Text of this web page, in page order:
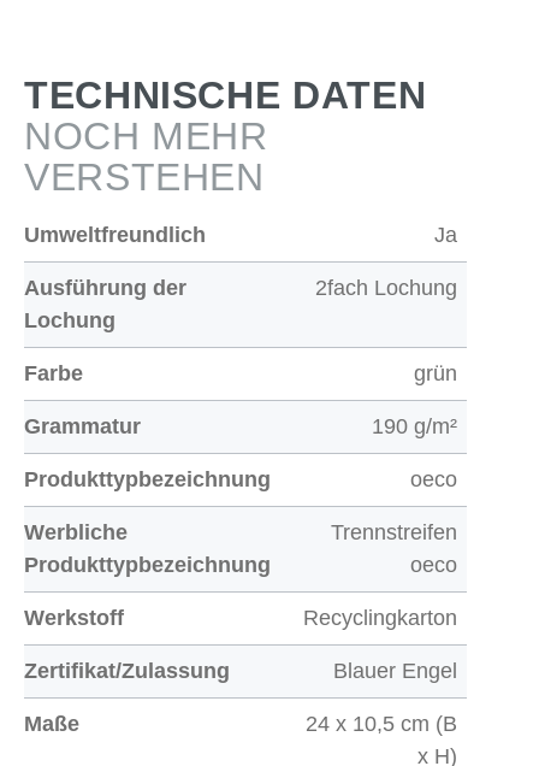
TECHNISCHE DATEN
NOCH MEHR
VERSTEHEN
Umweltfreundlich Ja
Ausführung der
Lochung
2fach Lochung
Farbe grün
Grammatur 190 g/m²
Produkttypbezeichnung oeco
Werbliche
Produkttypbezeichnung
Trennstreifen
oeco
Werkstoff Recyclingkarton
Zertifikat/Zulassung Blauer Engel
Maße
24 x 10,5 cm (B
x H)